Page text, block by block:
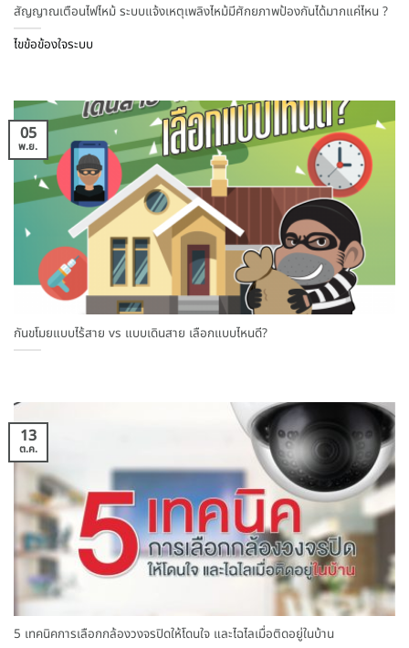
สัญญาณเตือนไฟไหม้ ระบบแจ้งเหตุเพลิงไหม้มีศักยภาพป้องกันได้มากแค่ไหน ?
ไขข้อข้องใจระบบ
กันขโมยแบบไร้สาย vs แบบเดินสาย เลือกแบบไหนดี?
05
พ.ย.
5 เทคนิคการเลือกกล้องวงจรปิดให้โดนใจ และไฉไลเมื่อติดอยู่ในบ้าน
13
ต.ค.